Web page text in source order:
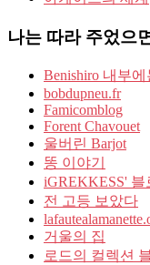
나는 따라 주었으면
Benishiro 내부에
bobdupneu.fr
Famicomblog
Forent Chavouet
울버린 Barjot
똥 이야기
iGREKKESS' 블
전 고등 보았다
거울의 집
로드의 컬렉션